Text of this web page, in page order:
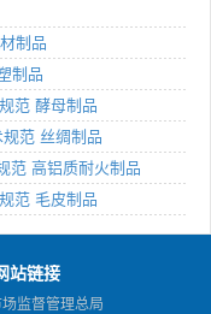
制品
制品
范 酵母制品
范 丝绸制品
范 高铝质耐火制品
范 毛皮制品
站链接
场监督管理总局